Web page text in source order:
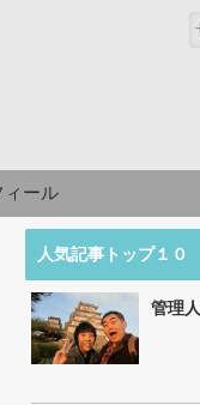
ィール
人気記事トップ１０
管理